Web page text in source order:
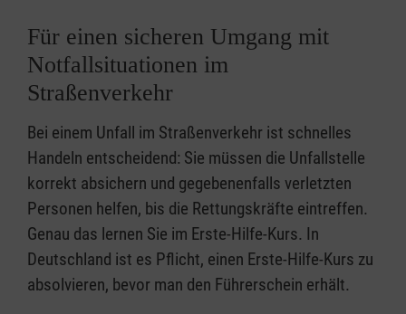
Für einen sicheren Umgang mit
Notfallsituationen im
Straßenverkehr
Bei einem Unfall im Straßenverkehr ist schnelles
Handeln entscheidend: Sie müssen die Unfallstelle
korrekt absichern und gegebenenfalls verletzten
Personen helfen, bis die Rettungskräfte eintreffen.
Genau das lernen Sie im Erste-Hilfe-Kurs. In
Deutschland ist es Pflicht, einen Erste-Hilfe-Kurs zu
absolvieren, bevor man den Führerschein erhält.